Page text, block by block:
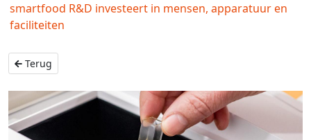
smartfood R&D investeert in mensen, apparatuur en
faciliteiten
Terug